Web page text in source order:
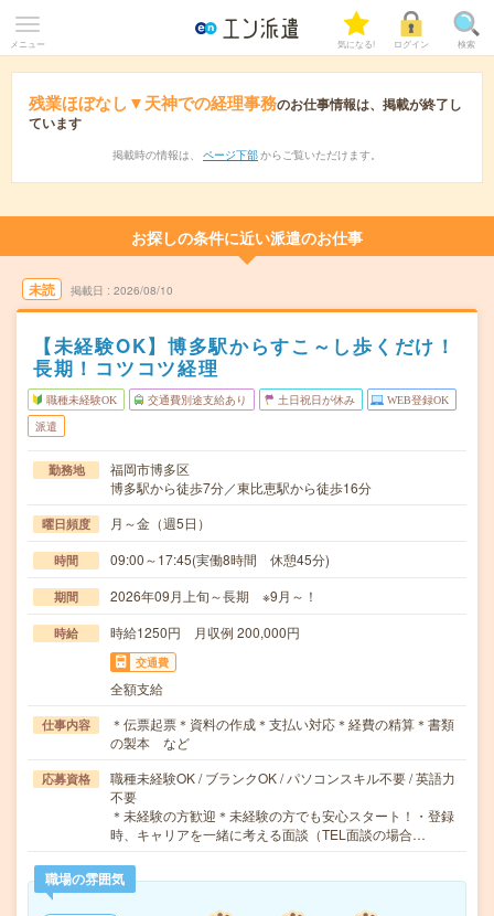
メニュー 気になる! ログイン 検索
残業ほぼなし▼天神での経理事務のお仕事情報は、掲載が終了し
ています
掲載時の情報は、 ページ下部 からご覧いただけます。
お探しの条件に近い派遣のお仕事
未読 掲載日 2026/08/10
【未経験OK】博多駅からすこ～し歩くだけ！
長期！コツコツ経理
職種未経験OK 交通費別途支給あり 土日祝日が休み WEB登録OK
派遣
勤務地
福岡市博多区
博多駅から徒歩7分／東比恵駅から徒歩16分
曜日頻度 月～金（週5日）
時間 09:00～17:45(実働8時間 休憩45分)
期間 2026年09月上旬～長期 ※9月～！
時給 時給1250円 月収例 200,000円
交通費
全額支給
仕事内容
＊伝票起票＊資料の作成＊支払い対応＊経費の精算＊書類
の製本 など
応募資格
職種未経験OK / ブランクOK / パソコンスキル不要 / 英語力
不要
＊未経験の方歓迎＊未経験の方でも安心スタート！・登録
時、キャリアを一緒に考える面談（TEL面談の場合…
職場の雰囲気